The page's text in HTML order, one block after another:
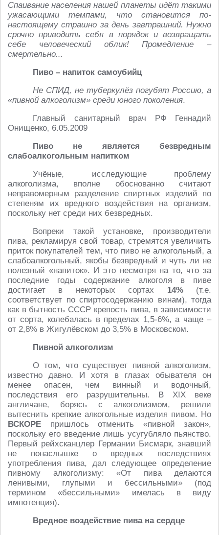
Спаивание населения нашей планеты идёт такими
ужасающими темпами, что становится по-
настоящему страшно за день завтрашний. Нужно
срочно приводить себя в порядок и возвращать
себе человеческий облик! Промедление –
смертельно...
Пиво – напиток самоубийц
Не СПИД, не туберкулёз погубят Россию, а
«пивной алкоголизм» среди юного поколения.
Главный санитарный врач РФ Геннадий
Онищенко, 6.05.2009
Пиво не является безвредным
слабоалкогольным напитком
Учёные, исследующие проблему
алкоголизма, вполне обоснованно считают
неправомерным разделение спиртных изделий по
степеням их вредного воздействия на организм,
поскольку нет среди них безвредных.
Вопреки такой установке, производители
пива, рекламируя свой товар, стремятся увеличить
приток покупателей тем, что пиво не алкогольный, а
слабоалкогольный, якобы безвредный и чуть ли не
полезный «напиток». И это несмотря на то, что за
последние годы содержание алкоголя в пиве
достигает в некоторых сортах 14%(т.е.
соответствует по спиртосодержанию винам), тогда
как в бытность СССР крепость пива, в зависимости
от сорта, колебалась в пределах 1,5-6%, а чаще –
от 2,8% в Жигулёвском до 3,5% в Московском.
Пивной алкоголизм
О том, что существует пивной алкоголизм,
известно давно. И хотя в глазах обывателя он
менее опасен, чем винный и водочный,
последствия его разрушительны. В XIX веке
англичане, борясь с алкоголизмом, решили
вытеснить крепкие алкогольные изделия пивом. Но
ВСКОРЕ пришлось отменить «пивной закон»,
поскольку его введение лишь усугубляло пьянство.
Первый рейхсканцлер Германии Бисмарк, знавший
не понаслышке о вредных последствиях
употребления пива, дал следующее определение
пивному алкоголизму: «От пива делаются
ленивыми, глупыми и бессильными» (под
термином «бессильными» имелась в виду
импотенция).
Вредное воздействие пива на сердце